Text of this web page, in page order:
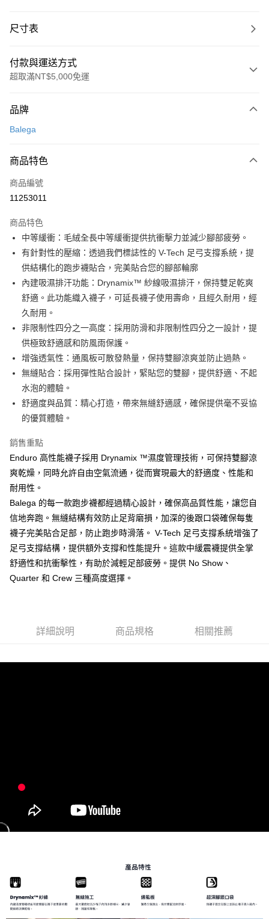
尺寸表
付款與運送方式
超取滿NT$5,000免運
信用卡一次付款
LINE Pay
Apple Pay
悠遊付
Google Pay
全盈+PAY
AFTEE先享後付
相關說明
【關於「AFTEE先享後付」】
AFTEE先享後付是「在收到商品之後才付款」的支付方式。 讓您購物簡單
便利好安心！
１．簡單：不需註冊會員、不需綁卡、不需儲值。
３．安心：先確認商品／服務後，再付款。
【「AFTEE先享後付」結帳流程】
１．於結帳方式選擇「AFTEE先享後付」後，將跳轉至「AFTEE先享後付」
結帳頁面，進行簡訊認證並確認金額後，即可完成結帳。
３．收到繳費通知簡訊後14天內，點擊此簡訊中的連結，可透過四大超商／
ATM／網路銀行／等多元方式進行付款，方視為交易完成。
※ 請注意：結帳手續完成當下不需立刻繳費，但若您需要取消訂單，請聯絡
購買商品的店家。未經商家同意取消之訂單仍視為有效，需透過AFTEE先享
後付繳納相關費用。
是否繳費成功／繳費後需取消欲退款等相關疑問，請聯繫「AFTEE先享後付
客戶支援中心」https://netprotections.freshdesk.com/support/home
【注意事項】
１．透過由恩沛科技股份有限公司提供之「AFTEE先享後付」服務完成之交
易，需依本服務之必要範圍內提供個人資料，並將交易相關給付款項請求債
權轉讓予恩沛科技股份有限公司。
２．關於個人資料處理事宜，請瀏覽以下網址：
４．使用「AFTEE先享後付」時，將依據個別帳號之用戶狀況，依本公司即
ATM付款
運送方式
每筆NT$70，滿NT$5,000(含以上)免運費
7-11取貨付款
宅配
每筆NT$80，滿NT$5,000(含以上)免運費
宅配-離島
每筆NT$100，滿NT$5,000(含以上)免運費
品牌
Balega
商品特色
商品編號
11253011
商品特色
中等緩衝：毛絨全長中等緩衝提供抗衝擊力並減少腳部疲勞。
有針對性的壓縮：透過我們標誌性的 V-Tech 足弓支撐系統，提
供結構化的跑步襪貼合，完美貼合您的腳部輪廓
內建吸濕排汗功能：Drynamix™ 紗線吸濕排汗，保持雙足乾爽
舒適。此功能織入襪子，可延長襪子使用壽命，且經久耐用，經
久耐用。
非限制性四分之一高度：採用防滑和非限制性四分之一設計，提
供極致舒適感和防風雨保護。
增強透氣性：通風板可散發熱量，保持雙腳涼爽並防止過熱。
無縫貼合：採用彈性貼合設計，緊貼您的雙腳，提供舒適、不起
水泡的體驗。
舒適度與品質：精心打造，帶來無縫舒適感，確保提供毫不妥協
的優質體驗。
銷售重點
Enduro 高性能襪子採用 Drynamix ™濕度管理技術，可保持雙腳涼
爽乾燥，同時允許自由空氣流通，從而實現最大的舒適度、性能和
耐用性。
Balega 的每一款跑步襪都經過精心設計，確保高品質性能，讓您自
信地奔跑。無縫結構有效防止足背磨損，加深的後跟口袋確保每隻
襪子完美貼合足部，防止跑步時滑落。 V-Tech 足弓支撐系統增強了
足弓支撐結構，提供額外支撐和性能提升。這款中緩震襪提供全掌
舒適性和抗衝擊性，有助於減輕足部疲勞。提供 No Show、
Quarter 和 Crew 三種高度選擇。
詳細說明 商品規格 相關推薦